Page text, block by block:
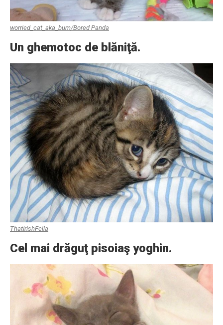
worried_cat_aka_bum/Bored Panda
Un ghemotoc de blăniţă.
ThatIrishFella
Cel mai drăguţ pisoiaş yoghin.